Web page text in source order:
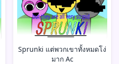
Sprunki แต่พวกเขาทั้งหมดโง่
มาก Ac